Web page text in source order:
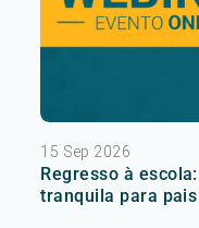
15 Sep 2026
Regresso à
tranquila para